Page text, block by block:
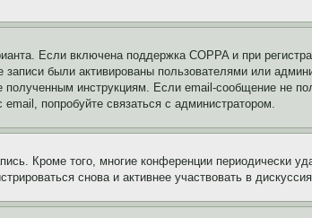
Если включена поддержка COPPA и при
были активированы пользователями или
инструкциям. Если email-сообщение не
попробуйте связаться с администратором.
Кроме того, многие конференции периодически
снова и активнее участвовать в